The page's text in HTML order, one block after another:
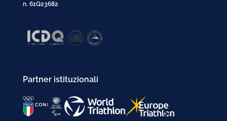
n. 61Q23682
Partner istituzionali